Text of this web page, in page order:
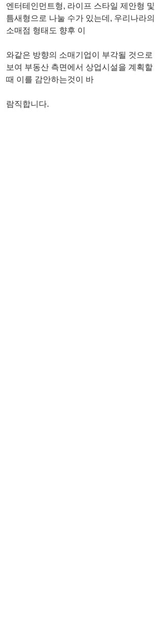
엔터테인먼트형, 라이프 스타일 제안형 및
틈새형으로 나눌 수가 있는데, 우리나라의
소매점 형태도 향후 이
와같은 방향의 소매기업이 부각될 것으로
보여 부동산 측면에서 상업시설을 계획할
때 이를 감안하는것이 바
람직합니다.